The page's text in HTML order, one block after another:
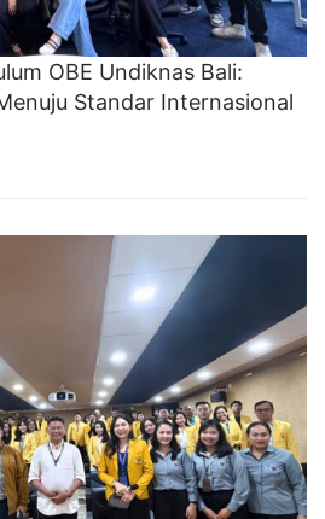
OBE Undiknas Bali:
Standar Internasional